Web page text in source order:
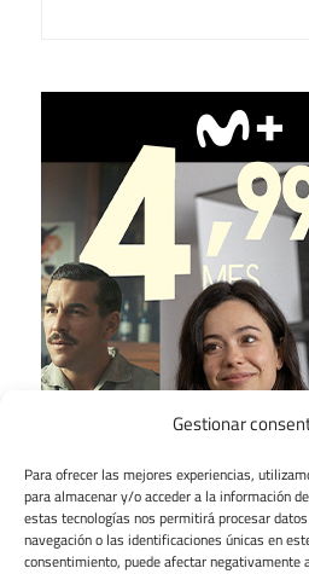
Gestionar
Para ofrecer las mejores experiencias,
para almacenar y/o acceder a la información
estas tecnologías nos permitirá procesar
navegación o las identificaciones únicas en
consentimiento, puede afectar negativamente